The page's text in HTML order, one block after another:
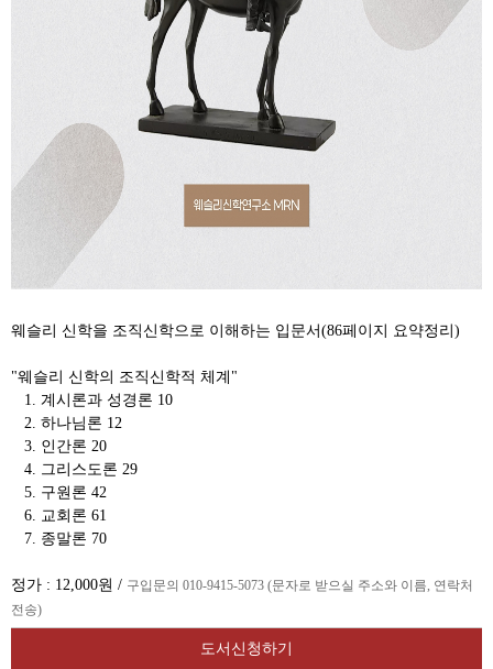
웨슬리 신학을 조직신학으로 이해하는 입문서(86페이지 요약정리)
"웨슬리 신학의 조직신학적 체계"
1. 계시론과 성경론 10
2. 하나님론 12
3. 인간론 20
4. 그리스도론 29
5. 구원론 42
6. 교회론 61
7. 종말론 70
정가 : 12,000원 / 구입문의 010-9415-5073 (문자로 받으실 주소와 이름, 연락처
전송)
도서신청하기